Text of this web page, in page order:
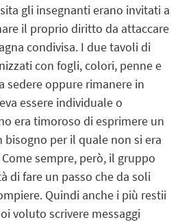
gli insegnanti erano invitati a
il proprio diritto da attaccare
condivisa. I due tavoli di
con fogli, colori, penne e
sedere oppure rimanere in
essere individuale o
era timoroso di esprimere un
bisogno per il quale non si era
sempre, però, il gruppo
di fare un passo che da soli
Quindi anche i più restii
voluto scrivere messaggi